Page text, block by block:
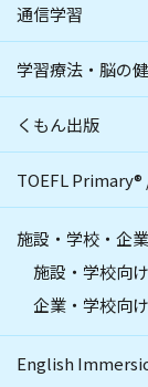
通信学習
学習療法・脳の
くもん出版
TOEFL Primary®
施設・学校・企
施設・学校向
企業・学校向
English